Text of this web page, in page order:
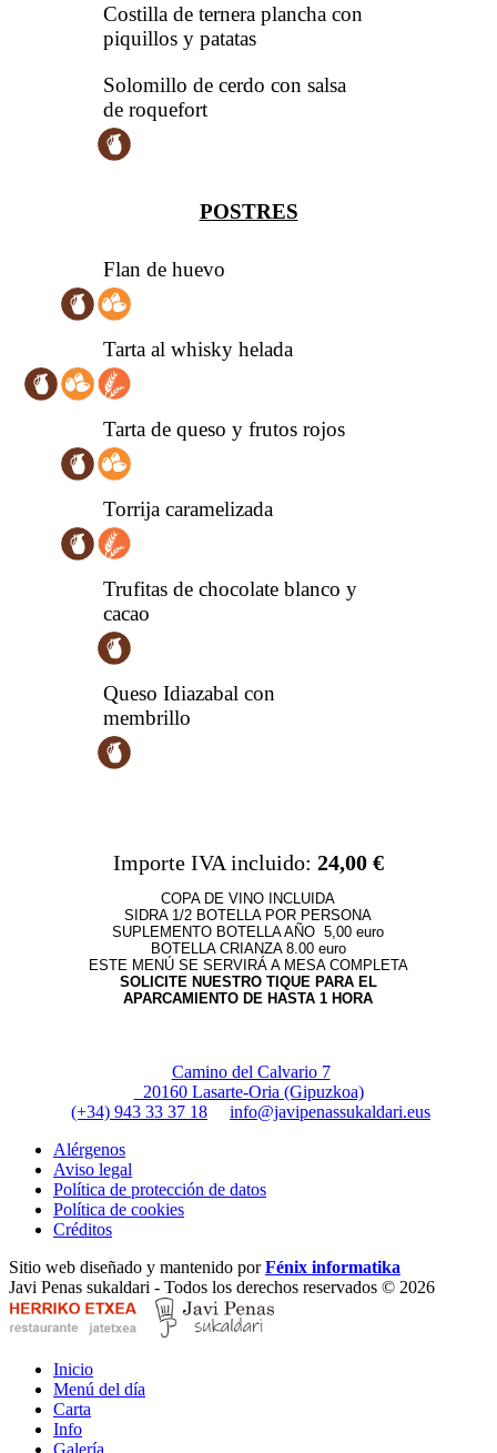
Costilla de ternera plancha con
piquillos y patatas
Solomillo de cerdo con salsa
de roquefort
POSTRES
Flan de huevo
Tarta al whisky helada
Tarta de queso y frutos rojos
Torrija caramelizada
Trufitas de chocolate blanco y
cacao
Queso Idiazabal con
membrillo
Importe IVA incluido: 24,00 €
COPA DE VINO INCLUIDA
SIDRA 1/2 BOTELLA POR PERSONA
SUPLEMENTO BOTELLA AÑO 5,00 euro
BOTELLA CRIANZA 8.00 euro
ESTE MENÚ SE SERVIRÁ A MESA COMPLETA
SOLICITE NUESTRO TIQUE PARA EL
APARCAMIENTO DE HASTA 1 HORA
Camino del Calvario 7
20160 Lasarte-Oria (Gipuzkoa)
(+34) 943 33 37 18
info@javipenassukaldari.eus
Alérgenos
Aviso legal
Política de protección de datos
Política de cookies
Créditos
Sitio web diseñado y mantenido porFénix informatika
Javi Penas sukaldari - Todos los derechos reservados © 2026
Inicio
Menú del día
Carta
Info